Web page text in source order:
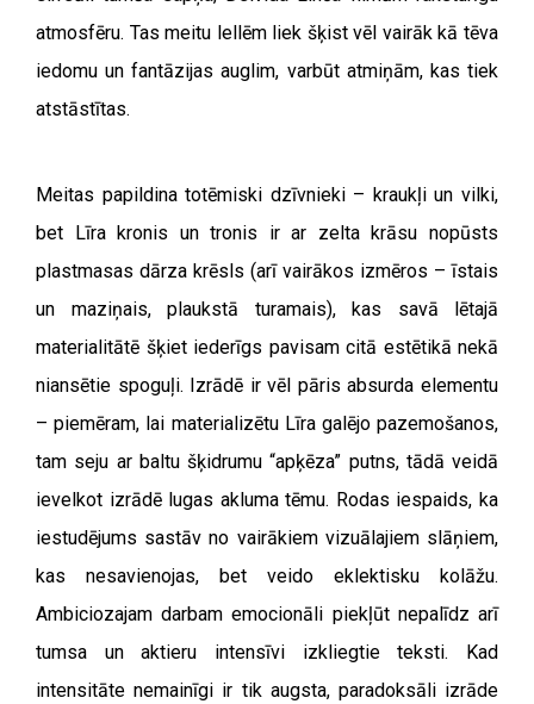
atmosfēru. Tas meitu lellēm liek šķist vēl vairāk kā tēva
iedomu un fantāzijas auglim, varbūt atmiņām, kas tiek
atstāstītas.
Meitas papildina totēmiski dzīvnieki – kraukļi un vilki,
bet Līra kronis un tronis ir ar zelta krāsu nopūsts
plastmasas dārza krēsls (arī vairākos izmēros – īstais
un maziņais, plaukstā turamais), kas savā lētajā
materialitātē šķiet iederīgs pavisam citā estētikā nekā
niansētie spoguļi. Izrādē ir vēl pāris absurda elementu
– piemēram, lai materializētu Līra galējo pazemošanos,
tam seju ar baltu šķidrumu “apķēza” putns, tādā veidā
ievelkot izrādē lugas akluma tēmu. Rodas iespaids, ka
iestudējums sastāv no vairākiem vizuālajiem slāņiem,
kas nesavienojas, bet veido eklektisku kolāžu.
Ambiciozajam darbam emocionāli piekļūt nepalīdz arī
tumsa un aktieru intensīvi izkliegtie teksti. Kad
intensitāte nemainīgi ir tik augsta, paradoksāli izrāde